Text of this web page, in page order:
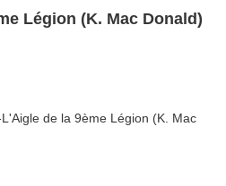
Légion (K. Mac Donald)